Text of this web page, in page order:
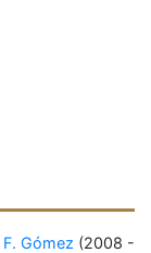
Gómez (2008 -